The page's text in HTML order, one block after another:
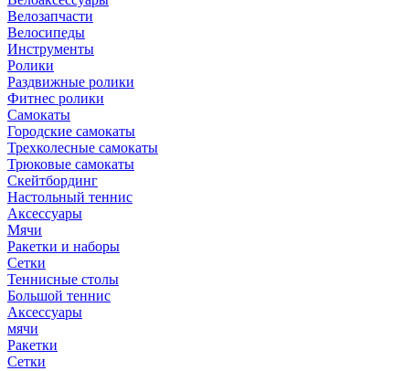
Велозапчасти
Велосипеды
Инструменты
Ролики
Раздвижные ролики
Фитнес ролики
Самокаты
Городские самокаты
Трехколесные самокаты
Трюковые самокаты
Скейтбординг
Настольный теннис
Аксессуары
Мячи
Ракетки и наборы
Сетки
Теннисные столы
Большой теннис
Аксессуары
мячи
Ракетки
Сетки